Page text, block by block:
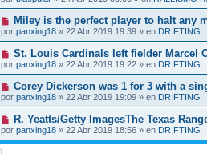
a
e
e
s
a
e
e
v
o
m
e
n
s
a
e
N
u
e
v
o
m
e
n
s
a
e
Miley is the perfect player to halt any
por panxing18 » 22 Abr 2019 19:39 » en DRIFTING
N
u
e
o
m
e
s
a
j
St. Louis Cardinals left fielder Marcel
por panxing18 » 22 Abr 2019 19:22 » en DRIFTING
N
u
e
v
o
m
e
Corey Dickerson was 1 for 3 with a
por panxing18 » 22 Abr 2019 19:09 » en DRIFTING
N
u
e
v
R. Yeatts/Getty ImagesThe Texas
por panxing18 » 22 Abr 2019 18:56 » en DRIFTING